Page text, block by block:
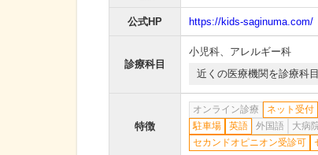
公式HP https://kids-saginuma.com/
診療科目
小児科、 アレルギー科
近くの医療機関を診療科
特徴
オンライン診療 ネット受付
駐車場
英語 外国語 大病
セカンドオピニオン受診可